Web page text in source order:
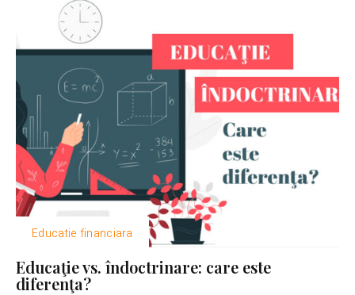
Educatie financiara
Educaţie vs. îndoctrinare: care este
diferenţa?